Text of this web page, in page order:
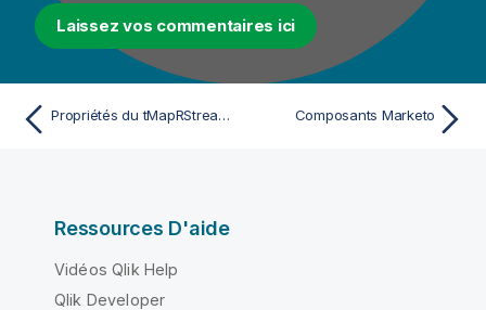
Laissez vos commentaires ici
Propriétés du tMapRStreamsOutput pour Apache Spark Streaming Composants Marketo
Ressources D'aide
Vidéos Qlik Help
Qlik Developer